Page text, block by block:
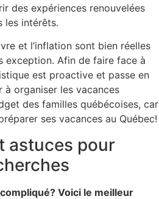
des expériences renouvelées
les intérêts.
et l’inflation sont bien réelles
exception. Afin de faire face à
est proactive et passe en
organiser les vacances
des familles québécoises, car
ses vacances au Québec!
astuces pour
Voici le meilleur